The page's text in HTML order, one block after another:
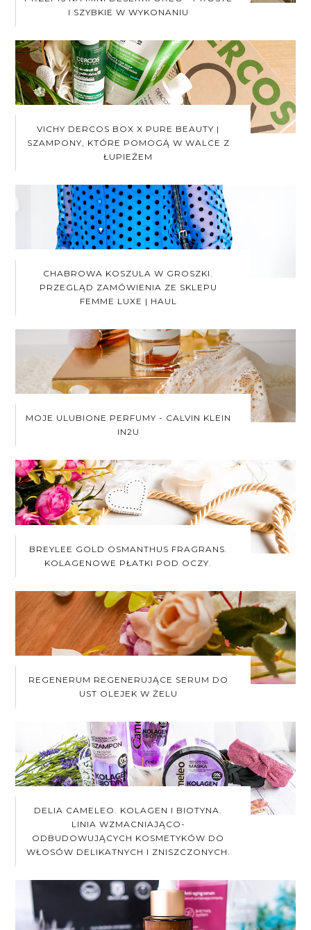
I SZYBKIE W WYKONANIU
VICHY DERCOS BOX X PURE BEAUTY |
SZAMPONY, KTÓRE POMOGĄ W WALCE Z
ŁUPIEŻEM
CHABROWA KOSZULA W GROSZKI.
PRZEGLĄD ZAMÓWIENIA ZE SKLEPU
FEMME LUXE | HAUL
MOJE ULUBIONE PERFUMY - CALVIN KLEIN
IN2U
BREYLEE GOLD OSMANTHUS FRAGRANS.
KOLAGENOWE PŁATKI POD OCZY.
REGENERUM REGENERUJĄCE SERUM DO
UST OLEJEK W ŻELU
DELIA CAMELEO. KOLAGEN I BIOTYNA.
LINIA WZMACNIAJĄCO-
ODBUDOWUJĄCYCH KOSMETYKÓW DO
WŁOSÓW DELIKATNYCH I ZNISZCZONYCH.